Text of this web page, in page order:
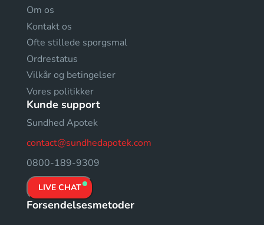
Om os
Kontakt os
Ofte stillede sporgsmal
Ordrestatus
Vilkår og betingelser
Vores politikker
Kunde support
Sundhed Apotek
contact@sundhedapotek.com
0800-189-9309
LIVE CHAT
Forsendelsesmetoder